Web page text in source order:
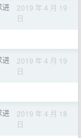
进
2019 年 4 月 19
日
进
2019 年 4 月 19
日
进
2019 年 4 月 18
日